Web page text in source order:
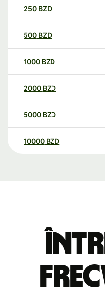
250 BZD
500 BZD
1000 BZD
2000 BZD
5000 BZD
10000 BZD